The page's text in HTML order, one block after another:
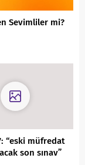
Sevimliler mi?
“eski müfredat
son sınav”